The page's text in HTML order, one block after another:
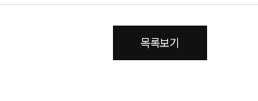
목록보기